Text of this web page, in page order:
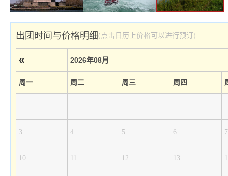
出团时间与价格明细(点击日历上价格可以进行预订)
« 2026年08月
周一 周二 周三 周四
3 4 5 6 7
10 11 12 13